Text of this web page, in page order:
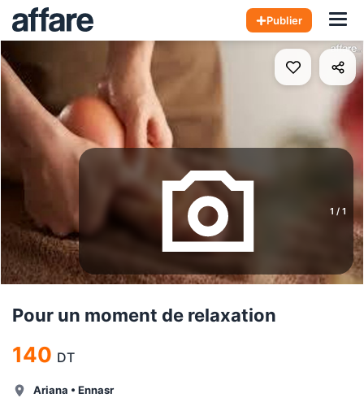
Publier
1 / 1
Pour un moment de relaxation
140 DT
Ariana • Ennasr